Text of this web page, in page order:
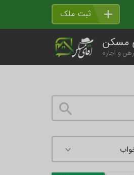
ثبت ملک
مسکن
و اجاره